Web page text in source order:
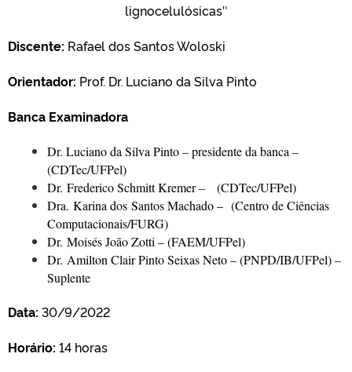
lignocelulósicas″
Discente: Rafael dos Santos Woloski
Orientador: Prof. Dr. Luciano da Silva Pinto
Banca Examinadora
Dr. Luciano da Silva Pinto – presidente da banca –
(CDTec/UFPel)
Dr. Frederico Schmitt Kremer – (CDTec/UFPel)
Dra. Karina dos Santos Machado – (Centro de Ciências
Computacionais/FURG)
Dr. Moisés João Zotti – (FAEM/UFPel)
Dr. Amilton Clair Pinto Seixas Neto – (PNPD/IB/UFPel) –
Suplente
Data: 30/9/2022
Horário: 14 horas